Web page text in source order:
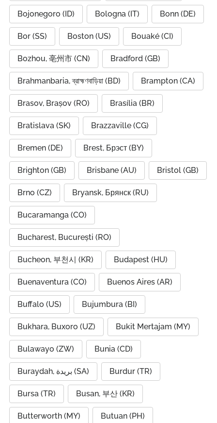
Bojonegoro (ID) Bologna (IT) Bonn (DE)
Bor (SS) Boston (US) Bouaké (CI)
Bozhou, 亳州市 (CN) Bradford (GB)
Brahmanbaria, ব্রাহ্মণবাড়িয়া (BD) Brampton (CA)
Brasov, Brașov (RO) Brasília (BR)
Bratislava (SK) Brazzaville (CG)
Bremen (DE) Brest, Брэст (BY)
Brighton (GB) Brisbane (AU) Bristol (GB)
Brno (CZ) Bryansk, Брянск (RU)
Bucaramanga (CO)
Bucharest, București (RO)
Bucheon, 부천시 (KR) Budapest (HU)
Buenaventura (CO) Buenos Aires (AR)
Buffalo (US) Bujumbura (BI)
Bukhara, Buxoro (UZ) Bukit Mertajam (MY)
Bulawayo (ZW) Bunia (CD)
Buraydah, بريدة (SA) Burdur (TR)
Bursa (TR) Busan, 부산 (KR)
Butterworth (MY) Butuan (PH)